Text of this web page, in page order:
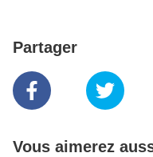
Partager
Vous aimerez